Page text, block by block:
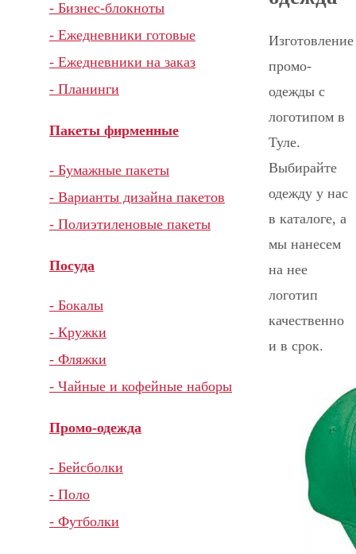
Изготовление
промо-
одежды с
логотипом в
Туле.
Выбирайте
одежду у нас
в каталоге, а
мы нанесем
на нее
логотип
качественно
и в срок.
- Бизнес-блокноты
- Ежедневники готовые
- Ежедневники на заказ
- Планинги
Пакеты фирменные
- Бумажные пакеты
- Варианты дизайна пакетов
- Полиэтиленовые пакеты
Посуда
- Бокалы
- Кружки
- Фляжки
- Чайные и кофейные наборы
Промо-одежда
- Бейсболки
- Поло
- Футболки